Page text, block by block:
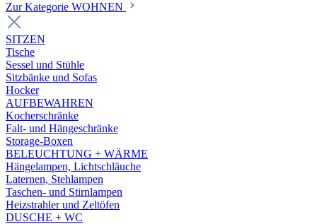
Zur Kategorie WOHNEN
SITZEN
Tische
Sessel und Stühle
Sitzbänke und Sofas
Hocker
AUFBEWAHREN
Kocherschränke
Falt- und Hängeschränke
Storage-Boxen
BELEUCHTUNG + WÄRME
Hängelampen, Lichtschläuche
Laternen, Stehlampen
Taschen- und Stirnlampen
Heizstrahler und Zeltöfen
DUSCHE + WC